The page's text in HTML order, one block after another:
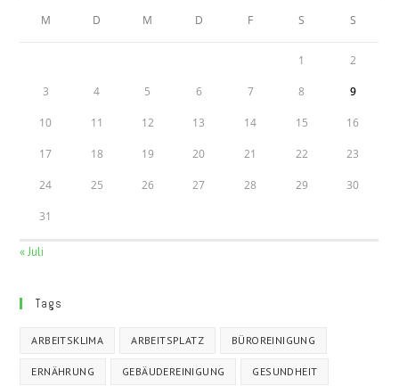
M D M D F S S
1 2
3 4 5 6 7 8 9
10 11 12 13 14 15 16
17 18 19 20 21 22 23
24 25 26 27 28 29 30
31
« Juli
Tags
ARBEITSKLIMA ARBEITSPLATZ BÜROREINIGUNG
ERNÄHRUNG GEBÄUDEREINIGUNG GESUNDHEIT